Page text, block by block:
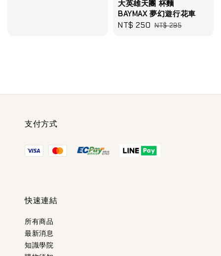
大英雄天團 杯麵
BAYMAX 夢幻遊行花車
Sale
NT$ 250 Regular
NT$ 295
支付方式
快速連結
所有商品
最新消息
知識學院